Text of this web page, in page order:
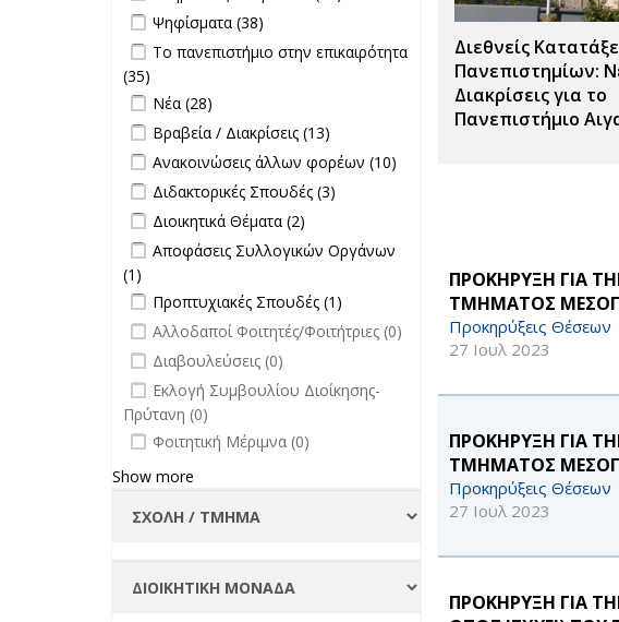
Διεθνείς
Πανεπιστημίων:
Διακρίσεις για το
Πανεπιστήμιο
ΠΡΟΚΗΡΥΞΗ ΓΙΑ
ΤΜΗΜΑΤΟΣ
Προκηρύξεις Θέσεων
27 Ιουλ 2023
ΠΡΟΚΗΡΥΞΗ ΓΙΑ
ΤΜΗΜΑΤΟΣ
Προκηρύξεις Θέσεων
27 Ιουλ 2023
ΠΡΟΚΗΡΥΞΗ ΓΙΑ
filter
Apply Ψηφίσματα filter
Ψηφίσματα (38)
Apply Το πανεπιστήμιο στην
επικαιρότητα filter
Το πανεπιστήμιο στην επικαιρότητα
(35)
επικαιρότητα filter
Apply Νέα filter
Νέα (28)
Apply Βραβεία / Διακρίσεις filter
Βραβεία / Διακρίσεις (13)
Διακρίσεις
filter
Apply Ανακοινώσεις άλλων φορέων
filter
Ανακοινώσεις άλλων φορέων (10)
Apply Διδακτορικές Σπουδές filter
Διδακτορικές Σπουδές (3)
filter
Apply Διοικητικά Θέματα filter
Διοικητικά Θέματα (2)
Apply Αποφάσεις Συλλογικών
Οργάνων filter
Αποφάσεις Συλλογικών Οργάνων
(1)
Οργάνων filter
Apply Προπτυχιακές Σπουδές filter
Προπτυχιακές Σπουδές (1)
Σπουδές filter
undefined
Αλλοδαποί Φοιτητές/Φοιτήτριες (0)
undefined
Διαβουλεύσεις (0)
undefined
Εκλογή Συμβουλίου Διοίκησης-
Πρύτανη (0)
undefined
Φοιτητική Μέριμνα (0)
Show more